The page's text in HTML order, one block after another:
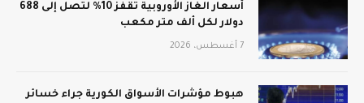
أسعار الغاز الأوروبية تقفز 10% لتصل إلى 688
دولار لكل ألف متر مكعب
7 أغسطس، 2026
هبوط مؤشرات الأسواق الكورية جراء خسائر